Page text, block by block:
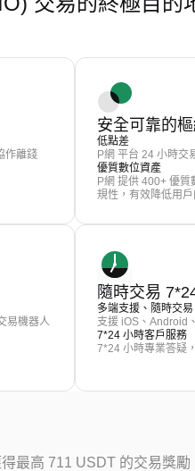
作離錢
安全可靠的
低點差
P網 平台 24 小時交
優質數位資產
P網 提供 400+ 優
規性，有效降低用
易機器人
隨時交易
多端支援、隨時交易
支援 iOS、Android
7*24 小時客戶服務
7*24 小時專業答疑
最高 711 USDT 的交易獎勵